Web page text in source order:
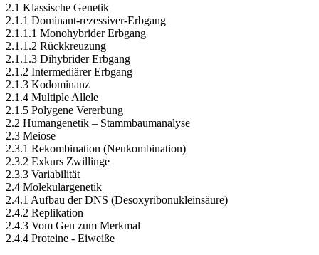
2.1 Klassische Genetik
2.1.1 Dominant-rezessiver-Erbgang
2.1.1.1 Monohybrider Erbgang
2.1.1.2 Rückkreuzung
2.1.1.3 Dihybrider Erbgang
2.1.2 Intermediärer Erbgang
2.1.3 Kodominanz
2.1.4 Multiple Allele
2.1.5 Polygene Vererbung
2.2 Humangenetik – Stammbaumanalyse
2.3 Meiose
2.3.1 Rekombination (Neukombination)
2.3.2 Exkurs Zwillinge
2.3.3 Variabilität
2.4 Molekulargenetik
2.4.1 Aufbau der DNS (Desoxyribonukleinsäure)
2.4.2 Replikation
2.4.3 Vom Gen zum Merkmal
2.4.4 Proteine - Eiweiße